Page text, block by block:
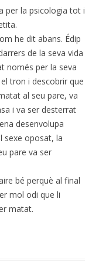
per la psicologia tot i
he dit abans. Édip
de la seva vida
només per la seva
tron i descobrir que
al seu pare, va
i va ser desterrat
desenvolupa
sexe oposat, la
pare va ser
bé perquè al final
mol odi que li
matat.